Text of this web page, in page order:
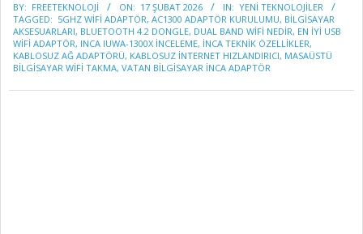
02-
17
BY: FREETEKNOLOJI ON: 17 ŞUBAT 2026 IN: YENİ TEKNOLOJİLER
TAGGED: 5GHZ WIFI ADAPTÖR, AC1300 ADAPTÖR KURULUMU, BILGISAYAR
AKSESUARLARI, BLUETOOTH 4.2 DONGLE, DUAL BAND WIFI NEDIR, EN IYI USB
WIFI ADAPTÖR, INCA IUWA-1300X INCELEME, INCA TEKNIK ÖZELLIKLER,
KABLOSUZ AĞ ADAPTÖRÜ, KABLOSUZ INTERNET HIZLANDIRICI, MASAÜSTÜ
BILGISAYAR WIFI TAKMA, VATAN BILGISAYAR INCA ADAPTÖR